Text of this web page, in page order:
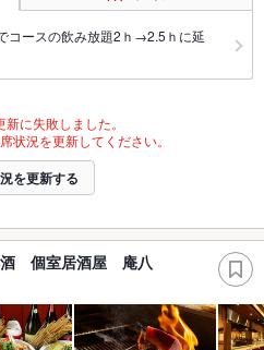
コースの飲み放題2ｈ→2.5ｈに延
に失敗しました。
状況を更新してください。
を更新する
酒 個室居酒屋 庵八